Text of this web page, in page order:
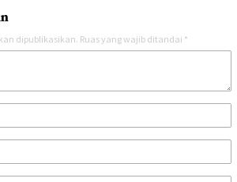
dipublikasikan. Ruas yang wajib ditandai *